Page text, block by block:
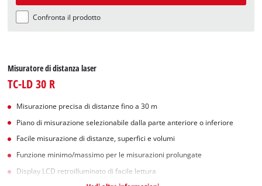
Confronta il prodotto
Misuratore di distanza laser
TC-LD 30 R
Misurazione precisa di distanze fino a 30 m
Piano di misurazione selezionabile dalla parte anteriore o inferiore
Facile misurazione di distanze, superfici e volumi
Funzione minimo/massimo per le misurazioni prolungate
Display LCD retroilluminato di facile lettura